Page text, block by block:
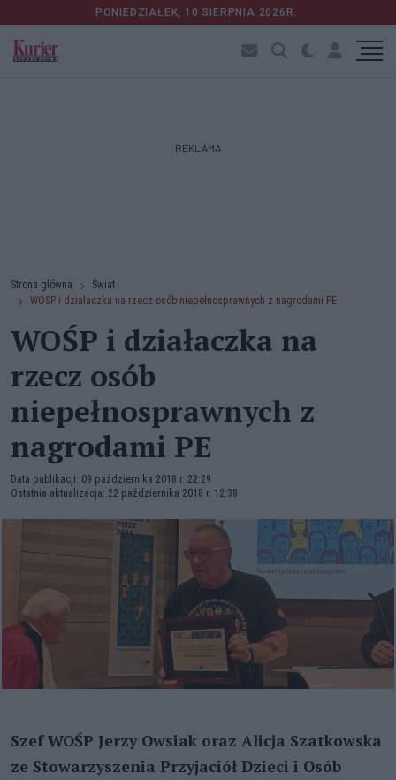
PONIEDZIAŁEK, 10 SIERPNIA 2026R.
REKLAMA
Strona główna
Świat
WOŚP i działaczka na rzecz osób niepełnosprawnych z nagrodami PE
WOŚP i działaczka na
rzecz osób
niepełnosprawnych z
nagrodami PE
Data publikacji: 09 października 2018 r. 22:29
Ostatnia aktualizacja: 22 października 2018 r. 12:38
Szef WOŚP Jerzy Owsiak oraz Alicja Szatkowska
ze Stowarzyszenia Przyjaciół Dzieci i Osób